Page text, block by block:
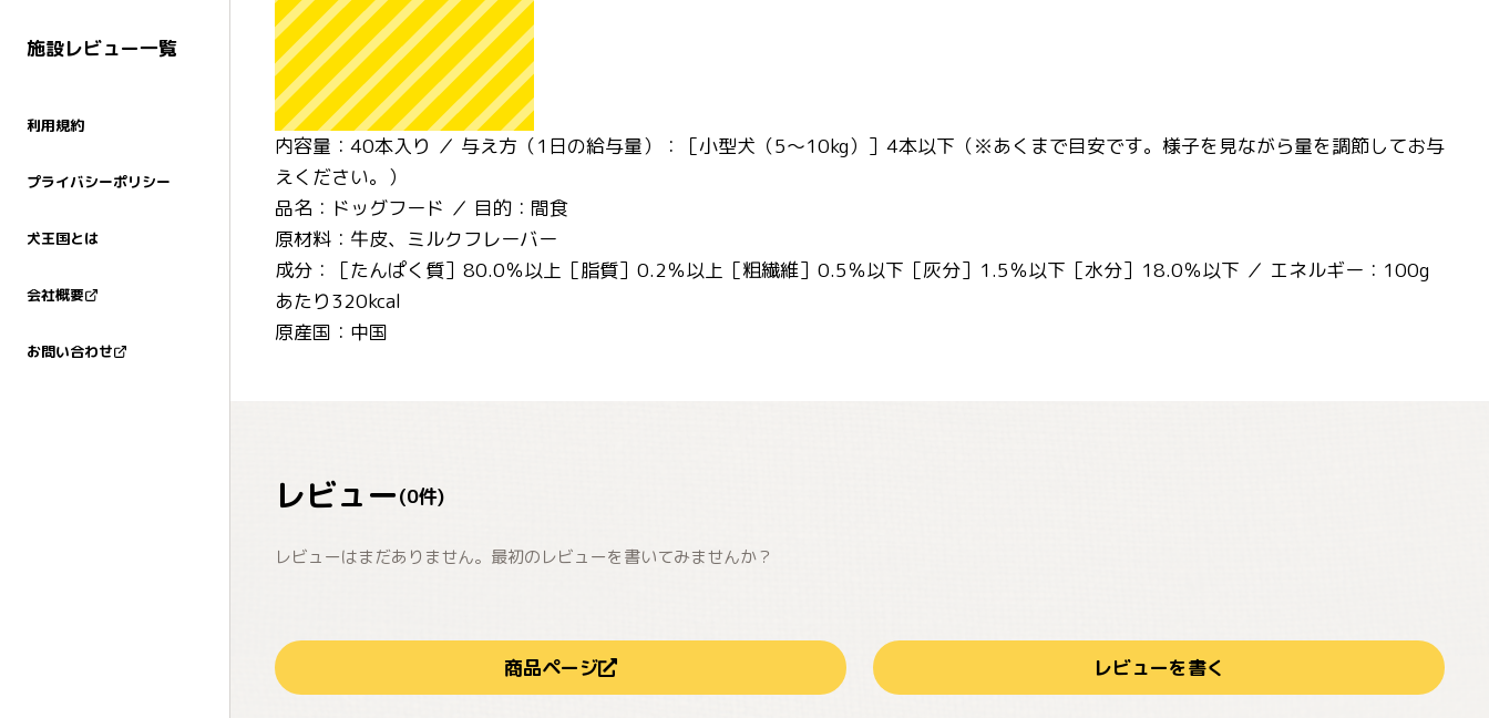
施設レビュー一覧
利用規約
プライバシーポリシー
犬王国とは
会社概要
お問い合わせ
内容量：40本入り ／ 与え方（1日の給与量）：［小型犬（5～10kg）］4本以下（※あくまで目安です。様子を見ながら量を調節してお与
えください。）
品名：ドッグフード ／ 目的：間食
原材料：牛皮、ミルクフレーバー
成分：［たんぱく質］80.0％以上［脂質］0.2％以上［粗繊維］0.5％以下［灰分］1.5％以下［水分］18.0％以下 ／ エネルギー：100g
あたり320kcal
原産国：中国
レビュー(0件)
レビューはまだありません。最初のレビューを書いてみませんか？
商品ページ レビューを書く